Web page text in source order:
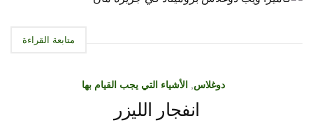
متابعة القراءة
دوغلاس, الأشياء التي يجب القيام بها
انفجار الليزر